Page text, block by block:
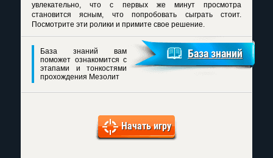
увлекательно, что с первых же минут просмотра
становится ясным, что попробовать сыграть стоит.
Посмотрите эти ролики и примите свое решение.
База знаний вам
поможет ознакомится с
этапами и тонкостями
прохождения Мезолит
База знаний
Начать игру